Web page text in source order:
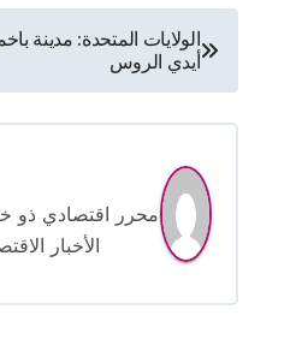
تصفّح
المقالات
الولايات المتحدة: مدينة
أيدي الروس
الأخبار